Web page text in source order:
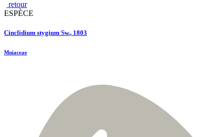
retour
ESPÈCE
Cinclidium stygium Sw., 1803
Mniaceae